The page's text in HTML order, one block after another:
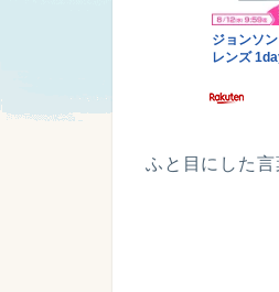
ふと目にした言